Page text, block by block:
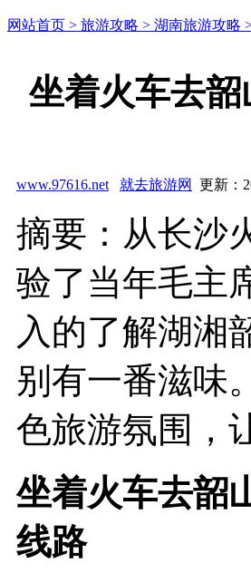
网站首页 > 旅游攻略 > 湖南旅游攻略
坐着火车去
www.97616.net 就去旅游网 更新：
摘要：从长沙
验了当年毛主
入的了解湖湘
别有一番滋味
色旅游氛围，
坐着火车去韶
线路